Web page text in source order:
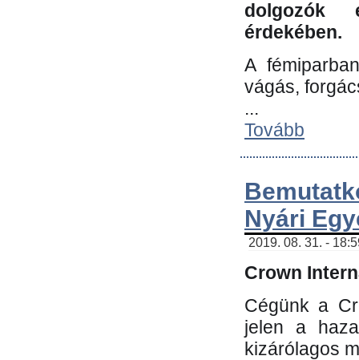
dolgozók
érdekében.
A
vágás,
...
Tovább
Nyári
2019. 08. 31. -
Crown
Cégünk a
jelen a
kizárólagos